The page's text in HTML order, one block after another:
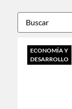
ECONOMÍA Y
DESARROLLO